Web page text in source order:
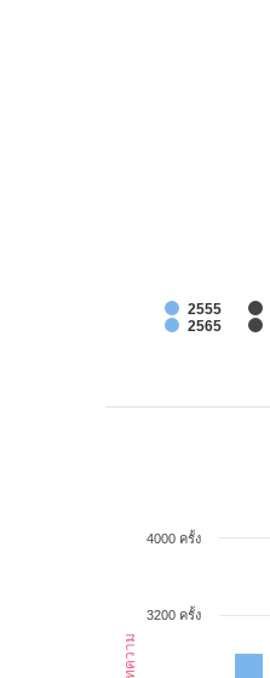
2555
2565
3200 ครั้ง
4000 ครั้ง